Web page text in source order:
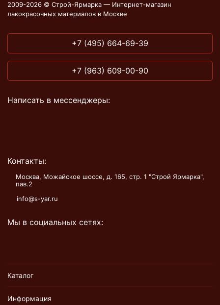
2009-2026 © Строй-Ярмарка — Интернет-магазин
лакокрасочных материалов в Москве
+7 (495) 664-69-39
+7 (963) 609-00-90
Написать в мессенджеры:
Контакты:
Москва, Можайское шоссе, д. 165, стр. 1 "Строй Ярмарка",
пав.2
info@s-yar.ru
Мы в социальных сетях:
Каталог
Информация